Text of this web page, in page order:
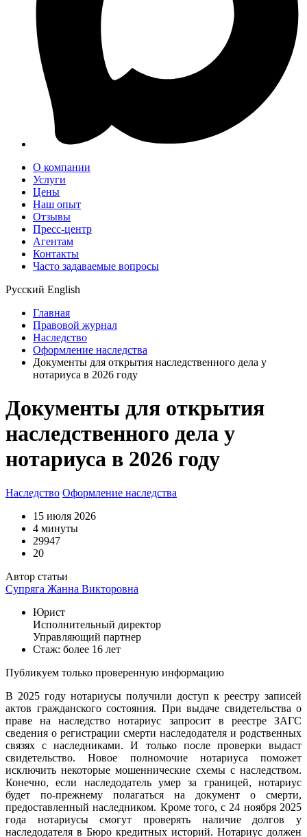
О компании
Услуги
Цены
Наш опыт
Отзывы
Пресс-центр
Агентам
Контакты
Часто задаваемые вопросы
Русский English
Главная
Правовой журнал
Наследство
Оформление наследства
Документы для открытия наследственного дела у
нотариуса в 2026 году
Документы для открытия
наследственного дела у
нотариуса в 2026 году
Наследство Оформление наследства
15 июля 2026
4 минуты
29947
20
Автор статьи
Супряга Жанна Викторовна
Юрист
Исполнительный директор
Управляющий партнер
Стаж: более 16 лет
Публикуем только проверенную информацию
В 2025 году нотариусы получили доступ к реестру записей
актов гражданского состояния. При выдаче свидетельства о
праве на наследство нотариус запросит в реестре ЗАГС
сведения о регистрации смерти наследодателя и родственных
связях с наследниками. И только после проверки выдаст
свидетельство. Новое полномочие нотариуса поможет
исключить некоторые мошеннические схемы с наследством.
Конечно, если наследодатель умер за границей, нотариус
будет по-прежнему полагаться на документ о смерти,
предоставленный наследником. Кроме того, с 24 ноября 2025
года нотариусы смогут проверять наличие долгов у
наследодателя в Бюро кредитных историй. Нотариус должен